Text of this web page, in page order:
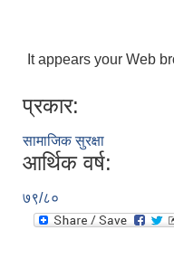
It appears your Web
प्रकार:
सामाजिक सुरक्षा
आर्थिक वर्ष:
७९/८०